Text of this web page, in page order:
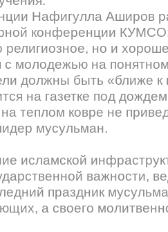
Нафигулла Аширов
конференции
религиозное, но и
с молодежью на
должны быть «ближе
на газетке под
теплом ковре не
мусульман.
исламской
важности,
праздник
а своего